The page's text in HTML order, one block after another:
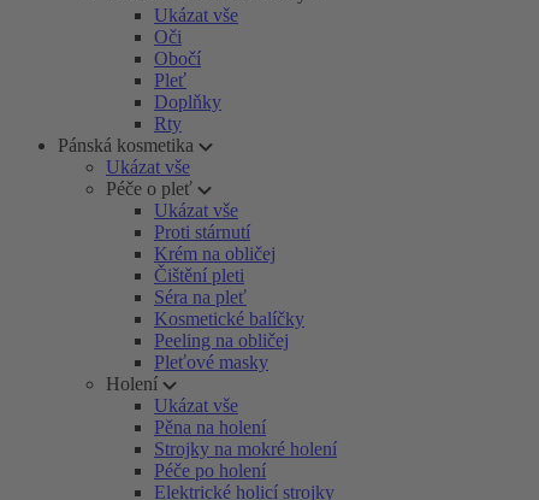
Ukázat vše
Oči
Obočí
Pleť
Doplňky
Rty
Pánská kosmetika
Ukázat vše
Péče o pleť
Ukázat vše
Proti stárnutí
Krém na obličej
Čištění pleti
Séra na pleť
Kosmetické balíčky
Peeling na obličej
Pleťové masky
Holení
Ukázat vše
Pěna na holení
Strojky na mokré holení
Péče po holení
Elektrické holicí strojky